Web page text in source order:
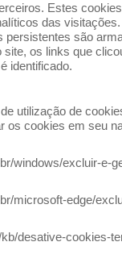
Estes
das
são
os links que
identificado.
utilização de
os cookies em seu
windows/excluir-e-
microsoft-edge/
desative-cookies-